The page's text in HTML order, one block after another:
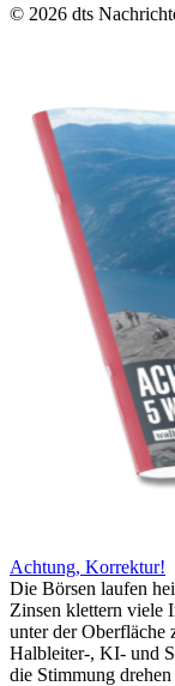
© 2026 dts
Achtung, Korrektur!
Die Börsen laufen
Zinsen klettern viele
unter der Oberfläche
Halbleiter-, KI- und
die Stimmung drehen